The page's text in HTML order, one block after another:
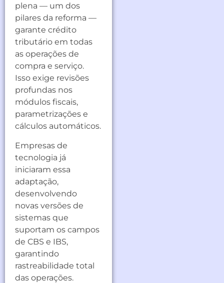
plena — um dos
pilares da reforma —
garante crédito
tributário em todas
as operações de
compra e serviço.
Isso exige revisões
profundas nos
módulos fiscais,
parametrizações e
cálculos automáticos.
Empresas de
tecnologia já
iniciaram essa
adaptação,
desenvolvendo
novas versões de
sistemas que
suportam os campos
de CBS e IBS,
garantindo
rastreabilidade total
das operações.